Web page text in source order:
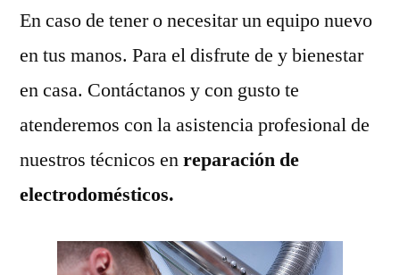
En caso de tener o necesitar un equipo nuevo
en tus manos. Para el disfrute de y bienestar
en casa. Contáctanos y con gusto te
atenderemos con la asistencia profesional de
nuestros técnicos enreparación de
electrodomésticos.